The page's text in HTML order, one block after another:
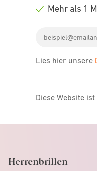
CheckMehr als 1
address
Lies hier unsere
Diese Website
Herrenbrillen